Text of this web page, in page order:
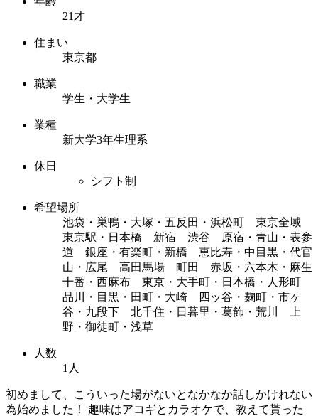
21才
住まい
東京都
職業
学生・大学生
業種
新大学3年生理系
休日
シフト制
希望場所
池袋・巣鴨・大塚・五反田・浜松町 東京全域
東京駅・日本橋 新宿 渋谷 原宿・青山・表参
道 銀座・有楽町・新橋 恵比寿・中目黒・代官
山・広尾 高田馬場 町田 赤坂・六本木・麻生
十番・西麻布 東京・大手町・日本橋・人形町
品川・目黒・田町・大崎 四ッ谷・麹町・市ヶ
谷・九段下 北千住・日暮里・葛飾・荒川 上
野・御徒町・浅草
人数
1人
初めまして、こういった場がないとなかなか話しかけれない
為始めました！ 趣味はアコギとカラオケで、教えて貰った